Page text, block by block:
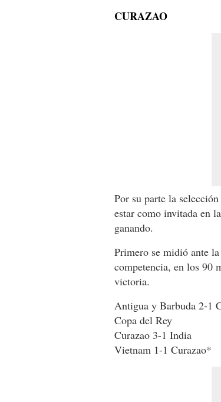
CURAZAO
Por su parte la
estar como invitada en
ganando.
Primero se midió ante
competencia, en los 90
victoria.
Antigua y Barbuda 2-1
Copa del Rey
Curazao 3-1 India
Vietnam 1-1 Curazao*